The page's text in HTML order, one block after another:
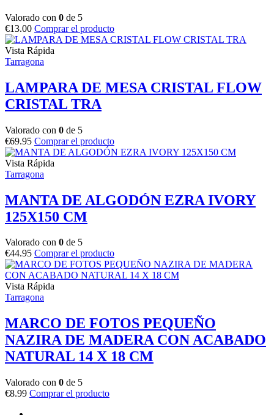
Valorado con 0 de 5
€13.00 Comprar el producto
Vista Rápida
Tarragona
LAMPARA DE MESA CRISTAL FLOW
CRISTAL TRA
Valorado con 0 de 5
€69.95 Comprar el producto
Vista Rápida
Tarragona
MANTA DE ALGODÓN EZRA IVORY
125X150 CM
Valorado con 0 de 5
€44.95 Comprar el producto
Vista Rápida
Tarragona
MARCO DE FOTOS PEQUEÑO
NAZIRA DE MADERA CON ACABADO
NATURAL 14 X 18 CM
Valorado con 0 de 5
€8.99 Comprar el producto